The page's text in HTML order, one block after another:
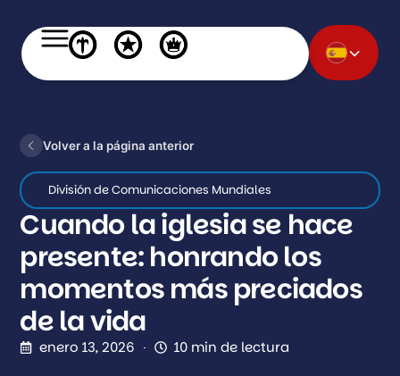
Volver a la página anterior
División de Comunicaciones Mundiales
Cuando la iglesia se hace
presente: honrando los
momentos más preciados
de la vida
enero 13, 2026 10 min de lectura